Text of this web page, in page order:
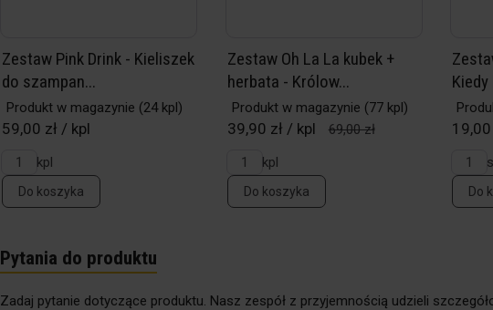
Zestaw Pink Drink - Kieliszek
do szampan...
Produkt w magazynie (24 kpl)
59,00 zł / kpl
kpl
Do koszyka
Zestaw Oh La La kubek +
herbata - Królow...
Produkt w magazynie (77 kpl)
39,90 zł / kpl
69,00 zł
kpl
Do koszyka Do
Pytania do produktu
Zadaj pytanie dotyczące produktu. Nasz zespół z przyjemnością udzieli